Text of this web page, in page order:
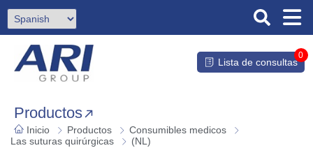
Lista de consultas
0
Productos
Inicio Productos
Consumibles medicos
Las suturas quirúrgicas
(NL)